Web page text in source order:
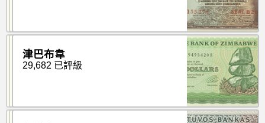
津巴布韋
29,682 已評級